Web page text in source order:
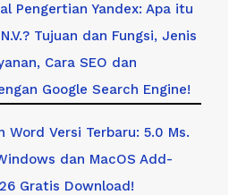
Pengertian Yandex: Apa itu
Tujuan dan Fungsi, Jenis
Cara SEO dan
Google Search Engine!
Word Versi Terbaru: 5.0 Ms.
dan MacOS Add-
Gratis Download!